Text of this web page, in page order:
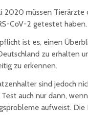
2020 müssen
CoV-2 getestet haben.
ist es, einen
zu erhalten
zu erkennen.
sind jedoch
auch nur dann,
aufweist.